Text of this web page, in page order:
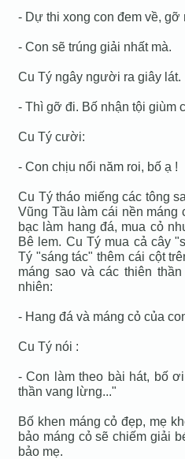
- Dự thi xong con đem về, gỡ
- Con sẽ trúng giải nhất mà.
Cu Tý ngây người ra giây lát.
- Thì gỡ đi. Bố nhận tội giùm
Cu Tý cười:
- Con chịu nổi năm roi, bố ạ !
Cu Tý tháo miếng các tông
Vũng Tầu làm cái nền
bạc làm hang đá, mua cỏ
Bê lem. Cu Tý mua cả cây
Tý "sáng tác" thêm cái cột
máng sao và các thiên
nhiên:
- Hang đá và máng cỏ của
Cu Tý nói :
- Con làm theo bài hát, bố
thần vang lừng..."
Bố khen máng cỏ đẹp, mẹ
bảo máng cỏ sẽ chiếm giải
bảo mẹ.